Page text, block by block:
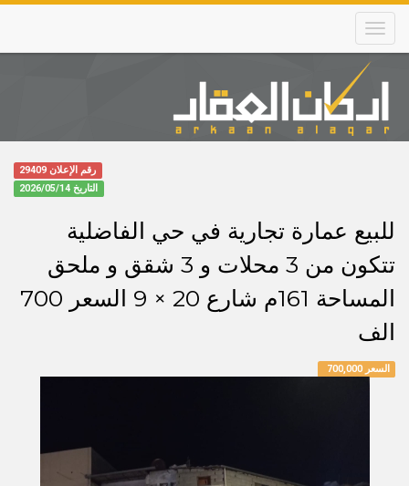
Skip
main
content
Main
navigation
رقم الإعلان 29409
التاريخ 2026/05/14
للبيع عمارة تجارية في حي الفاضلية
تتكون من 3 محلات و 3 شقق و ملحق
المساحة 161م شارع 20 × 9 السعر 700
الف
السعر 700,000